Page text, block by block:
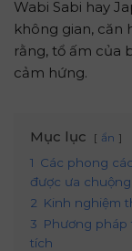
Wabi Sabi hay
không gian, căn
rằng, tổ ấm của
cảm hứng.
Mục lục ẩn
1 Các phong
được ưa chuộng
2 Kinh nghiệm
3 Phương pháp
tích